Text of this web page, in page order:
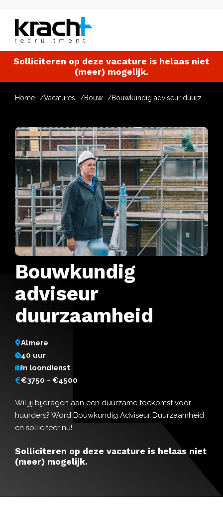
Solliciteren op deze vacature is helaas niet
(meer) mogelijk.
Home Vacatures Bouw
Bouwkundig
adviseur
duurzaamheid
Almere
40 uur
In loondienst
€3750 - €4500
Wil jij bijdragen aan een duurzame toekomst voor
huurders? Word Bouwkundig Adviseur Duurzaamheid
en solliciteer nu!
Solliciteren op deze vacature is helaas niet
(meer) mogelijk.